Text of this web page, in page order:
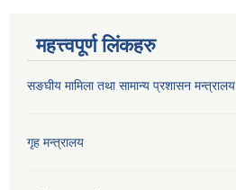
महत्त्वपूर्ण लिंकहरु
सङघीय मामिला तथा सामान्य प्रशासन मन्‍त्रालय
गृह मन्त्रालय